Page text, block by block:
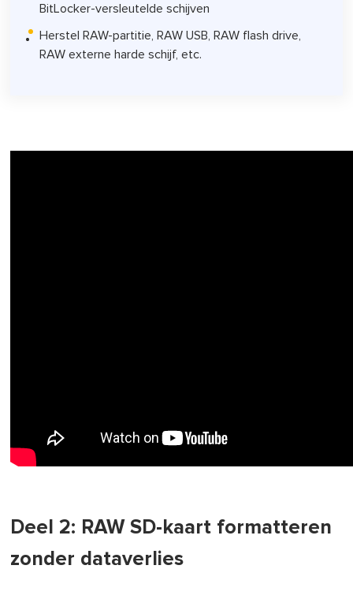
BitLocker-versleutelde schijven
Herstel RAW-partitie, RAW USB, RAW flash drive,
RAW externe harde schijf, etc.
Deel 2: RAW SD-kaart formatteren
zonder dataverlies